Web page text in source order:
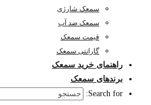
سمعک شارژی
سمعک ضد آب
قیمت سمعک
گارانتی سمعک
راهنمای خرید سمعک
برندهای سمعک
Search for: